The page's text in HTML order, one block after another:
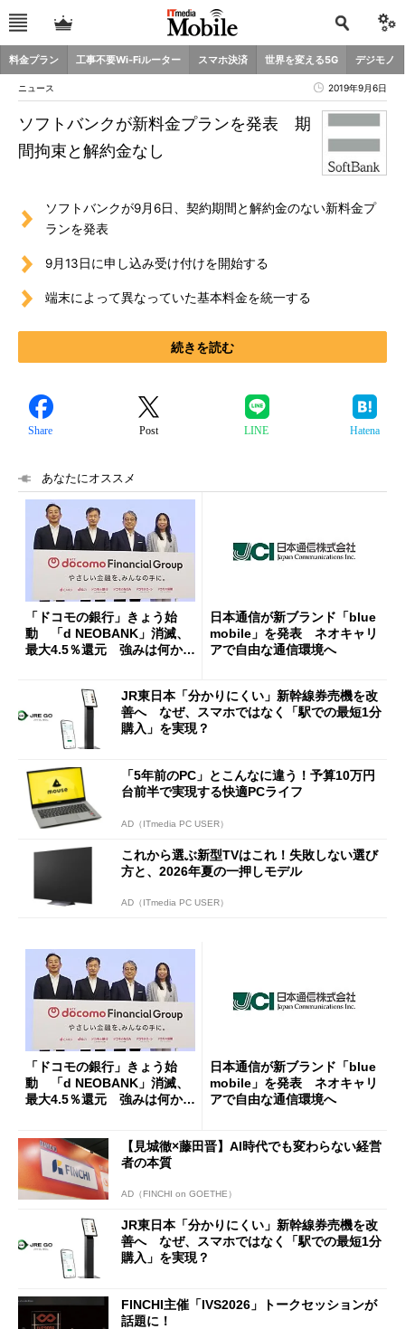
料金プラン 工事不要Wi-Fiルーター スマホ決済 世界を変える5G デジモノ
ニュース 2019年9月6日
ソフトバンクが新料金プランを発表 期
間拘束と解約金なし
ソフトバンクが9月6日、契約期間と解約金のない新料金プ
ランを発表
9月13日に申し込み受け付けを開始する
端末によって異なっていた基本料金を統一する
続きを読む
Share Post LINE Hatena
あなたにオススメ
「ドコモの銀行」きょう始
動 「d NEOBANK」消滅、
最大4.5％還元 強みは何か解
日本通信が新ブランド「blue
mobile」を発表 ネオキャリ
アで自由な通信環境へ
JR東日本「分かりにくい」新幹線券売機を改
善へ なぜ、スマホではなく「駅での最短1分
購入」を実現？
「5年前のPC」とこんなに違う！予算10万円
台前半で実現する快適PCライフ
AD（ITmedia PC USER）
これから選ぶ新型TVはこれ！失敗しない選び
方と、2026年夏の一押しモデル
AD（ITmedia PC USER）
「ドコモの銀行」きょう始
動 「d NEOBANK」消滅、
最大4.5％還元 強みは何か解
日本通信が新ブランド「blue
mobile」を発表 ネオキャリ
アで自由な通信環境へ
【見城徹×藤田晋】AI時代でも変わらない経営
者の本質
AD（FINCHI on GOETHE）
JR東日本「分かりにくい」新幹線券売機を改
善へ なぜ、スマホではなく「駅での最短1分
購入」を実現？
FINCHI主催「IVS2026」トークセッションが
話題に！